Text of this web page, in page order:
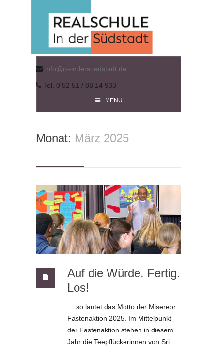
info@rs-indersuedstadt.de
Tel. 0 52 51 / 88 14 933
MENU
Monat: März 2025
Auf die Würde. Fertig.
Los!
… so lautet das Motto der Misereor
Fastenaktion 2025. Im Mittelpunkt
der Fastenaktion stehen in diesem
Jahr die Teepflückerinnen von Sri